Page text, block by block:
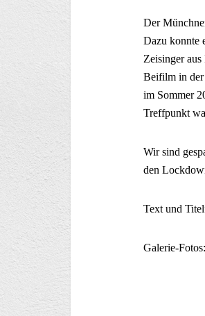
Der
Dazu konnte
Zeisinger
Beifilm in der
im Sommer
Treffpunkt
Wir sind
den
Text und
Galerie-